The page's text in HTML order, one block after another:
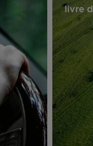
livre